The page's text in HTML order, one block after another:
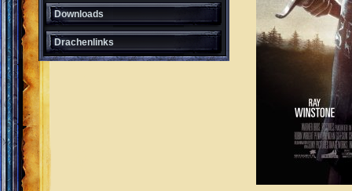
Downloads
Drachenlinks